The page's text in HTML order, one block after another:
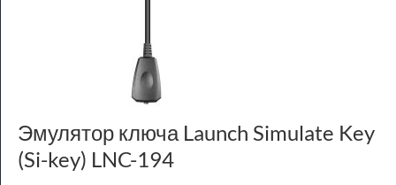
Эмулятор ключа Launch Simulate Key
(Si-key) LNC-194